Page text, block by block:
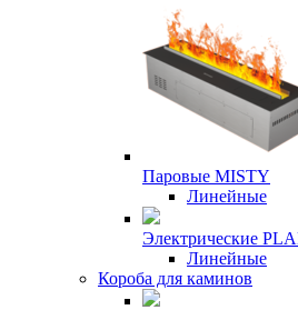
Паровые MISTY
Линейные
Электрические
Линейные
Короба для каминов